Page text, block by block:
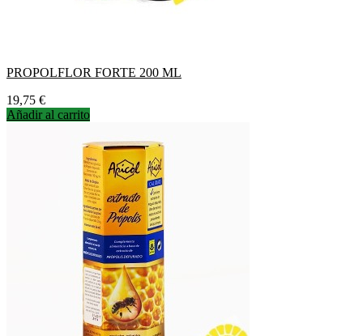
PROPOLFLOR FORTE 200 ML
Precio
19,75 €
Añadir al carrito